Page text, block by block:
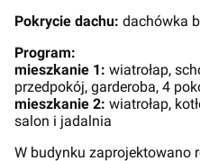
Pokrycie dachu: dachówka
Program:
mieszkanie 1: wiatrołap,
przedpokój, garderoba, 4
mieszkanie 2: wiatrołap,
salon i jadalnia
W budynku zaprojektowano